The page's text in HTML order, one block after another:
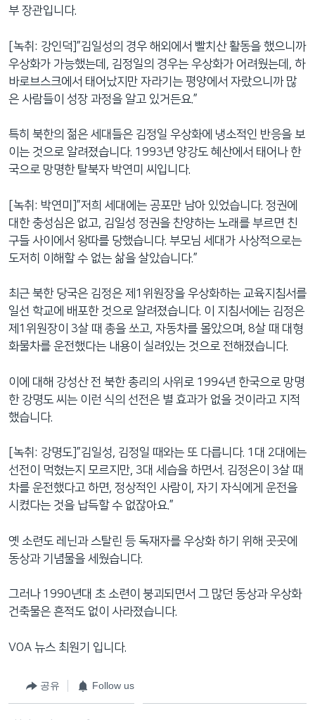
부 장관입니다.
[녹취: 강인덕]”김일성의 경우 해외에서 빨치산 활동을 했으니까
우상화가 가능했는데, 김정일의 경우는 우상화가 어려웠는데, 하
바로브스크에서 태어났지만 자라기는 평양에서 자랐으니까 많
은 사람들이 성장 과정을 알고 있거든요.”
특히 북한의 젊은 세대들은 김정일 우상화에 냉소적인 반응을 보
이는 것으로 알려졌습니다. 1993년 양강도 혜산에서 태어나 한
국으로 망명한 탈북자 박연미 씨입니다.
[녹취: 박연미]”저희 세대에는 공포만 남아 있었습니다. 정권에
대한 충성심은 없고, 김일성 정권을 찬양하는 노래를 부르면 친
구들 사이에서 왕따를 당했습니다. 부모님 세대가 사상적으로는
도저히 이해할 수 없는 삶을 살았습니다.”
최근 북한 당국은 김정은 제1위원장을 우상화하는 교육지침서를
일선 학교에 배포한 것으로 알려졌습니다. 이 지침서에는 김정은
제1위원장이 3살 때 총을 쏘고, 자동차를 몰았으며, 8살 때 대형
화물차를 운전했다는 내용이 실려있는 것으로 전해졌습니다.
이에 대해 강성산 전 북한 총리의 사위로 1994년 한국으로 망명
한 강명도 씨는 이런 식의 선전은 별 효과가 없을 것이라고 지적
했습니다.
[녹취: 강명도]”김일성, 김정일 때와는 또 다릅니다. 1대 2대에는
선전이 먹혔는지 모르지만, 3대 세습을 하면서. 김정은이 3살 때
차를 운전했다고 하면, 정상적인 사람이, 자기 자식에게 운전을
시켰다는 것을 납득할 수 없잖아요.”
옛 소련도 레닌과 스탈린 등 독재자를 우상화 하기 위해 곳곳에
동상과 기념물을 세웠습니다.
그러나 1990년대 초 소련이 붕괴되면서 그 많던 동상과 우상화
건축물은 흔적도 없이 사라졌습니다.
VOA 뉴스 최원기 입니다.
공유 Follow us